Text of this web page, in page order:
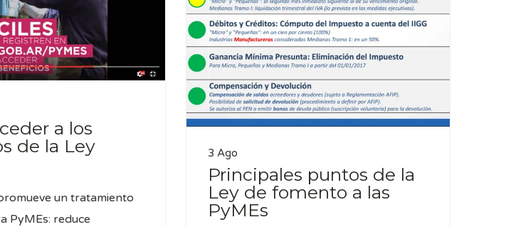
a los
de la Ley
un tratamiento
PyMEs: reduce
3 Ago
Principales puntos de la
Ley de fomento a las
PyMEs